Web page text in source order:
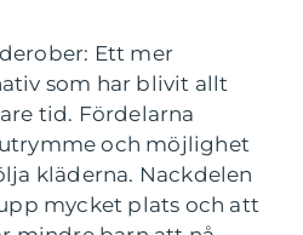
Ett mer
som har blivit allt
tid. Fördelarna
och möjlighet
kläderna. Nackdelen
mycket plats och att